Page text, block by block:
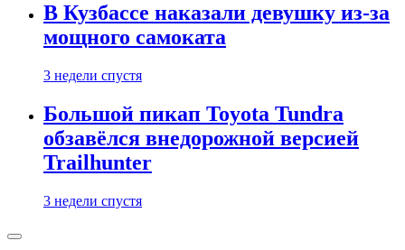
В Кузбассе наказали девушку из-за
мощного самоката
3 недели спустя
Большой пикап Toyota Tundra
обзавёлся внедорожной версией
Trailhunter
3 недели спустя